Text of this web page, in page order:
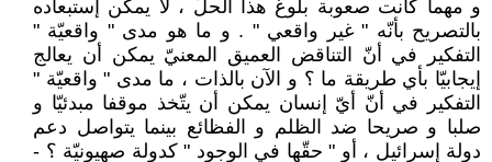
و مهما كانت صعوبة بلوغ هذا الحلّ ، لا يمكن إستبعاده
بالتصريح بأنّه " غير واقعي " . و ما هو مدى " واقعيّة "
التفكير في أنّ التناقض العميق المعنيّ يمكن أن يعالج
إيجابيّا بأي طريقة ما ؟ و الآن بالذات ، ما مدى " واقعيّة "
التفكير في أنّ أيّ إنسان يمكن أن يتّخذ موقفا مبدئيّا و
صلبا و صريحا ضد الظلم و الفظائع بينما يتواصل دعم
دولة إسرائيل ، أو " حقّها في الوجود " كدولة صهيونيّة ؟ -